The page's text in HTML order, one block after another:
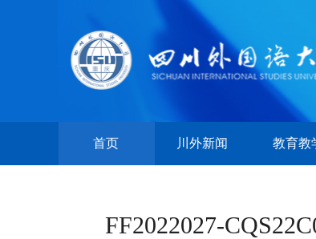
首页 川外新闻 教育教
FF2022027-